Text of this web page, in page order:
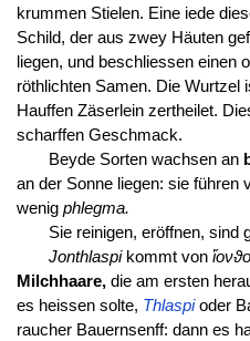
krummen Stielen. Eine iede
Schild, der aus zwey Häuten
liegen, und beschliessen einen
röthlichten Samen. Die Wurtzel
Hauffen Zäserlein zertheilet.
scharffen Geschmack.
Beyde Sorten wachsen an
an der Sonne liegen: sie führen
wenig phlegma.
Sie reinigen, eröffnen, sind
Jonthlaspikommt von
Milchhaare,die am ersten
es heissen solte, Thlaspioder
raucher Bauernsenff: dann es